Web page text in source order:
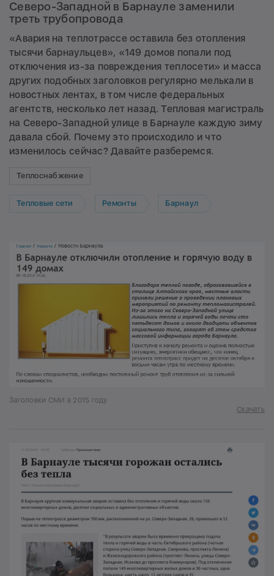
Северо-Западной в Барнауле заменили
треть трубопровода
«Авария на теплотрассе оставила без отопления
тысячи барнаульцев», «149 домов попали под
отключения из-за повреждения теплосети» и масса
других подобных заголовков регулярно мелькали в
новостных лентах, в том числе федеральных
агентств, несколько лет назад. Тепловая магистраль
на Северо-Западной улице в Барнауле каждую зиму
давала сбой. Почему это происходило и что
изменилось сейчас? Давайте разберемся.
Теплоснабжение
Тепловые сети Ремонты Барнаул
Заголовки СМИ в 2015 году
Скачать